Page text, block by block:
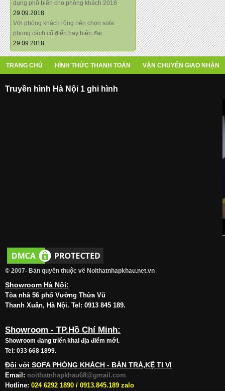
dụng phổ biến cho phòng khách 2018
29.09.2018
Với phòng khách rộng nên chọn sofa
phong cách cổ điển hay hiện đại
29.09.2018
TRANG CHỦ HÌNH THỨC THANH TOÁN VẬN CHUYỂN GIAO NHẬN
Truyền hình Hà Nội 1 ghi hình
© 2007- Bản quyền thuộc về Noithatnhapkhau.net.vn
Showroom Hà Nội:
Tòa nhà 56 phố Vường Thừa Vũ
Thanh Xuân, Hà Nội. Tel: 0913 845 189.
Showroom - TP.Hồ Chí Minh:
Showroom đang triển khai địa điểm mới.
Tel: 033 668 1899.
Đối với SOFA PHÒNG KHÁCH - BÀN TRÀ,KỆ TI VI
Email: noithatnhapkhau68@gmail.com
Hotline: 024 6292 1890 / 0913.845.189 zalo